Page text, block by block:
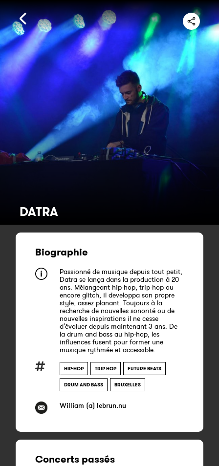
DATRA
Biographie
Passionné de musique depuis tout petit,
Datra se lança dans la production à 20
ans. Mélangeant hip-hop, trip-hop ou
encore glitch, il developpa son propre
style, assez planant. Toujours à la
recherche de nouvelles sonorité ou de
nouvelles inspirations il ne cesse
d'évoluer depuis maintenant 3 ans. De
la drum and bass au hip-hop, les
influences fusent pour former une
musique rythmée et accessible.
HIP-HOP TRIP HOP FUTURE BEATS
DRUM AND BASS BRUXELLES
William (a) lebrun.nu
Concerts passés